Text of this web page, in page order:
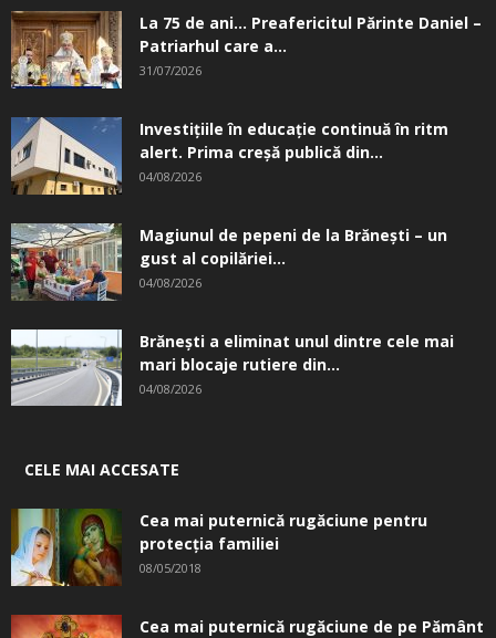
La 75 de ani… Preafericitul Părinte Daniel –
Patriarhul care a...
31/07/2026
Investițiile în educație continuă în ritm
alert. Prima creşă publică din...
04/08/2026
Magiunul de pepeni de la Brăneşti – un
gust al copilăriei...
04/08/2026
Brănești a eliminat unul dintre cele mai
mari blocaje rutiere din...
04/08/2026
CELE MAI ACCESATE
Cea mai puternică rugăciune pentru
protecția familiei
08/05/2018
Cea mai puternică rugăciune de pe Pământ